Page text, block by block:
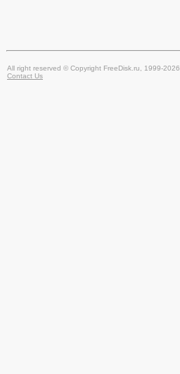
All right reserved © Copyright FreeDisk.ru, 1999-2026
Contact Us